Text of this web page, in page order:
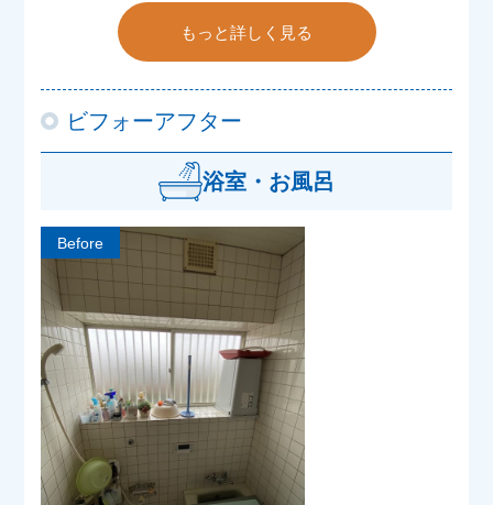
もっと詳しく見る
ビフォーアフター
浴室・お風呂
Before